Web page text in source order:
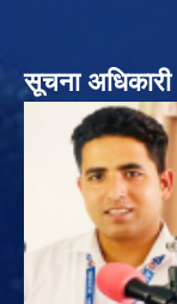
सूचना अधिकारी